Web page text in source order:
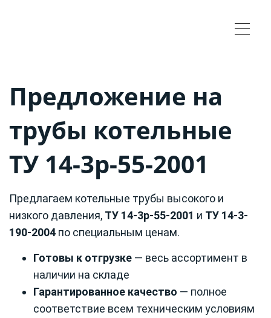
Предложение на
трубы котельные
ТУ 14-3р-55-2001
Предлагаем котельные трубы высокого и
низкого давления, ТУ 14-3р-55-2001 и ТУ 14-3-
190-2004 по специальным ценам.
Готовы к отгрузке — весь ассортимент в
наличии на складе
Гарантированное качество — полное
соответствие всем техническим условиям